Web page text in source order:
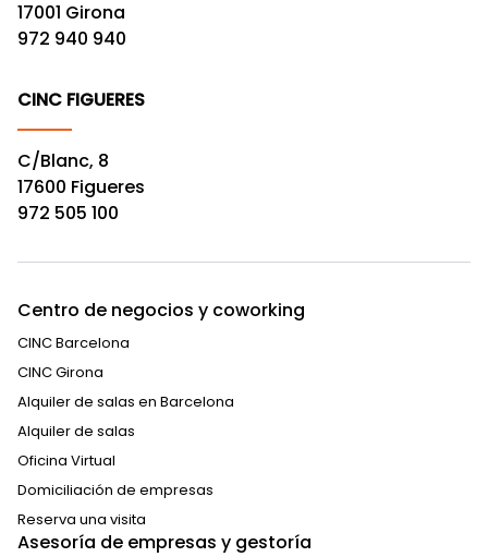
17001 Girona
972 940 940
CINC FIGUERES
C/Blanc, 8
17600 Figueres
972 505 100
Centro de negocios y coworking
CINC Barcelona
CINC Girona
Alquiler de salas en Barcelona
Alquiler de salas
Oficina Virtual
Domiciliación de empresas
Reserva una visita
Asesoría de empresas y gestoría